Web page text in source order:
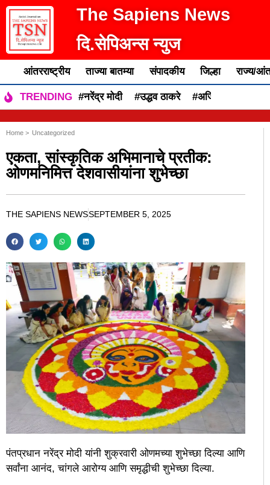
The Sapiens News
दि.सेपिअन्स न्युज
आंतरराष्ट्रीय ताज्या बातम्या संपादकीय जिल्हा राज्य/
TRENDING #नरेंद्र मोदी #उद्धव ठाकरे #अजित पवार
Home > Uncategorized
एकता, सांस्कृतिक अभिमानाचे प्रतीक:
ओणमनिमित्त देशवासीयांना शुभेच्छा
THE SAPIENS NEWSSEPTEMBER 5, 2025
पंतप्रधान नरेंद्र मोदी यांनी शुक्रवारी ओणमच्या शुभेच्छा दिल्या आणि
सर्वांना आनंद, चांगले आरोग्य आणि समृद्धीची शुभेच्छा दिल्या.